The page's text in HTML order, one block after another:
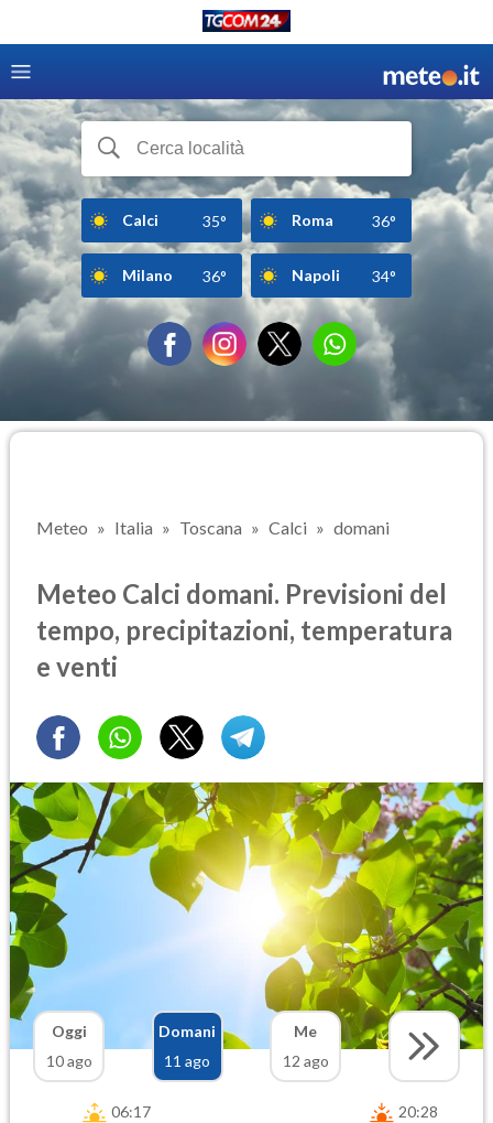
Calci 35° Roma 36°
Milano 36° Napoli 34°
Meteo Italia Toscana Calci domani
Meteo Calci domani. Previsioni del
tempo, precipitazioni, temperatura
e venti
Oggi
10 ago
Domani
11 ago
Me
12 ago
06:17 20:28